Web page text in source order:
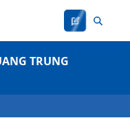
TRUNG